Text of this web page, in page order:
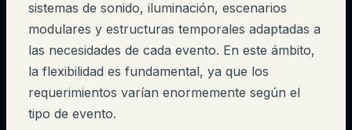
sistemas de sonido, iluminación, escenarios
modulares y estructuras temporales adaptadas a
las necesidades de cada evento. En este ámbito,
la flexibilidad es fundamental, ya que los
requerimientos varían enormemente según el
tipo de evento.